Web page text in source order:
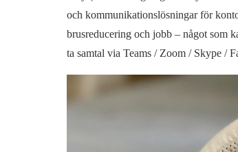
och kommunikationslösningar för
brusreducering och jobb – något som
ta samtal via Teams / Zoom / Skype /